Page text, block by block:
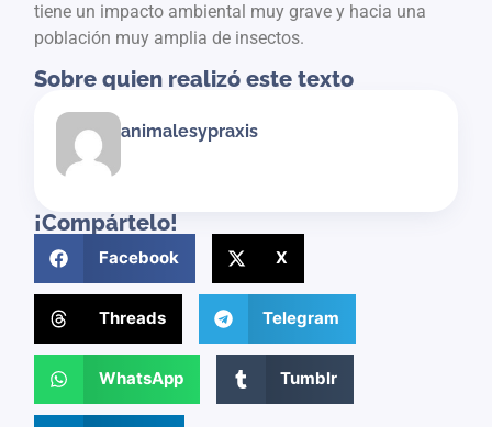
tiene un impacto ambiental muy grave y hacia una
población muy amplia de insectos.
Sobre quien realizó este texto
animalesypraxis
¡Compártelo!
Facebook X
Threads Telegram
WhatsApp Tumblr